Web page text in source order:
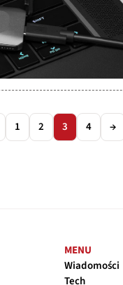
1 2 3 4 →
MENU
Wiadomości
Tech